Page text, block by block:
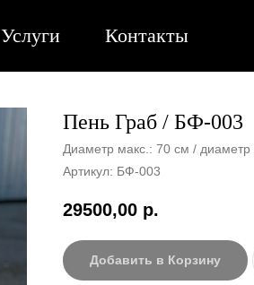
Услуги Контакты
Пень Граб / БФ-003
Диаметр макс.: 70 см /
Артикул: БФ-003
29500,00 р.
Добавить в Корзину